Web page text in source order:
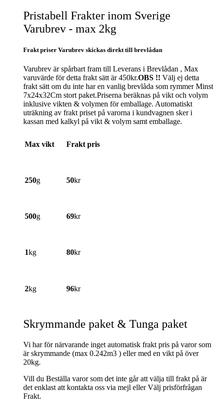
Pristabell Frakter inom Sverige
Varubrev - max 2kg
Frakt priser Varubrev skickas direkt till brevlådan
Varubrev är spårbart fram till Leverans i Brevlådan , Max
varuvärde för detta frakt sätt är 450kr.OBS !! Välj ej detta
frakt sätt om du inte har en vanlig brevlåda som rymmer Minst
7x24x32Cm stort paket.Priserna beräknas på vikt och volym
inklusive vikten & volymen för emballage. Automatiskt
uträkning av frakt priset på varorna i kundvagnen sker i
kassan med kalkyl på vikt & volym samt emballage.
Max vikt Frakt pris
250g 50kr
500g 69kr
1kg 80kr
2kg 96kr
Skrymmande paket & Tunga paket
Vi har för närvarande inget automatisk frakt pris på varor som
är skrymmande (max 0.242m3 ) eller med en vikt på över
20kg.
Vill du Beställa varor som det inte går att välja till frakt på är
det enklast att kontakta oss via mejl eller Välj prisförfrågan
Frakt.